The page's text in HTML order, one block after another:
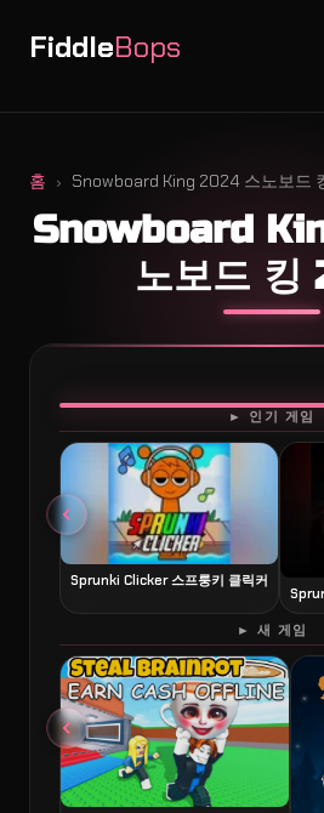
FiddleBops
Fiddlebops 모
Incredibox 모
Sprunki 모드
홈 Snowboard King 2024 스노보드
Snowboard
노보드 킹
► 인기 게임
Sprunki Clicker 스프룽키 클릭커
플레이
► 새 게임